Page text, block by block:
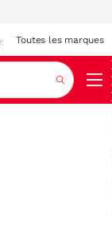
Toutes les marques